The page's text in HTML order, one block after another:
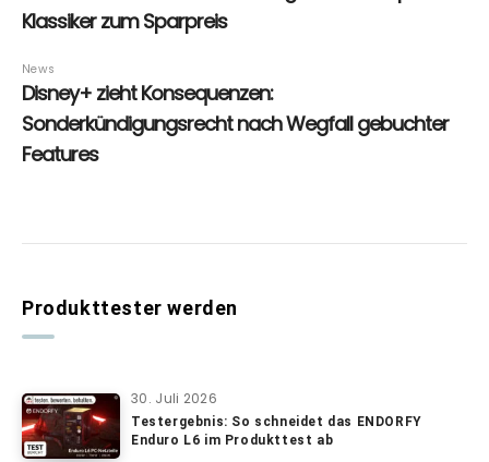
Produkttester werden
30. Juli 2026
Testergebnis: So schneidet das ENDORFY
Enduro L6 im Produkttest ab